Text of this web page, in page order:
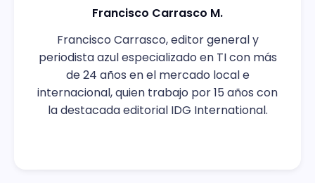
Francisco Carrasco M.
Francisco Carrasco, editor general y
periodista azul especializado en TI con más
de 24 años en el mercado local e
internacional, quien trabajo por 15 años con
la destacada editorial IDG International.